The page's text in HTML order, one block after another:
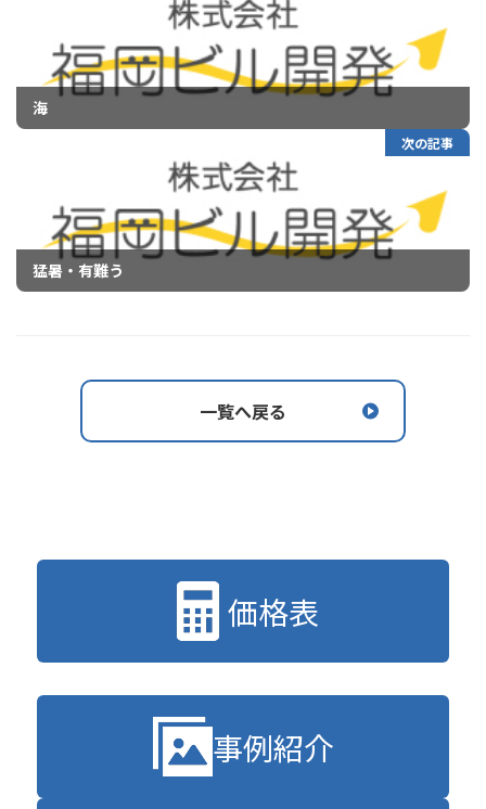
海
次の記事
猛暑・有難う
一覧へ戻る
価格表
事例紹介